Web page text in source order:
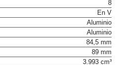
8
En V
Aluminio
Aluminio
84,5 mm
89 mm
3.993 cm³